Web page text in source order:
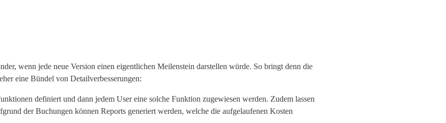
wenn jede neue Version einen eigentlichen Meilenstein darstellen würde. So bringt denn die
eine Bündel von Detailverbesserungen:
definiert und dann jedem User eine solche Funktion zugewiesen werden. Zudem lassen
der Buchungen können Reports generiert werden, welche die aufgelaufenen Kosten